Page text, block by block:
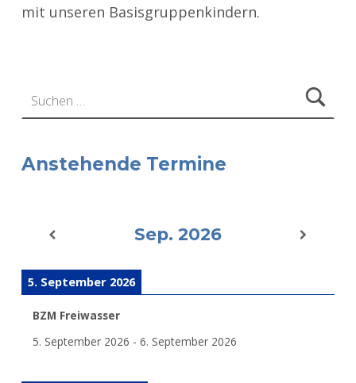
mit unseren Basisgruppenkindern.
Anstehende Termine
Sep. 2026
5. September 2026
BZM Freiwasser
5. September 2026 - 6. September 2026